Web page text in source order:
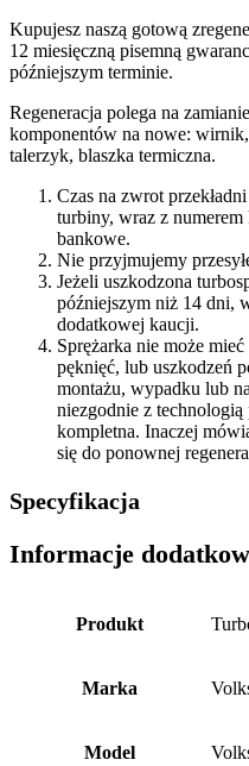
Kupujesz naszą gotową
12 miesięczną pisemną
późniejszym terminie.
Regeneracja polega na
komponentów na nowe:
talerzyk, blaszka termiczna.
Czas na zwrot
turbiny, wraz z
bankowe.
Nie przyjmujemy
Jeżeli uszkodzona
późniejszym niż 14 dni,
dodatkowej kaucji.
Sprężarka nie może
pęknięć, lub uszkodzeń
montażu, wypadku lub
niezgodnie z
kompletna. Inaczej
się do ponownej
Specyfikacja
Informacje
Produkt
Marka
Model